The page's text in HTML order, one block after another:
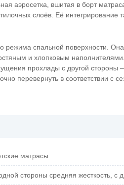
аэросетка, вшитая в борт
слоёв. Её интегрирование
режима спальной поверхности. Она
и хлопковым
прохлады с другой стороны
перевернуть в соответствии с
матрасы
стороны средняя жесткость, с